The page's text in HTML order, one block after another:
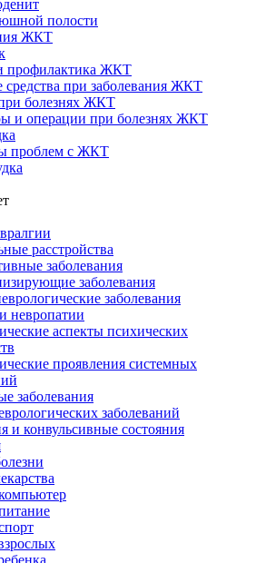
полости
ЖКТ
профилактика ЖКТ
при заболевания ЖКТ
болезнях ЖКТ
и операции при болезнях ЖКТ
проблем с ЖКТ
расстройства
заболевания
заболевания
заболевания
невропатии
аспекты психических
проявления системных
заболевания
заболеваний
и конвульсивные состояния